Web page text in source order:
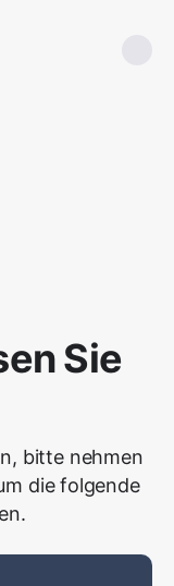
Sie
bitte nehmen
die folgende